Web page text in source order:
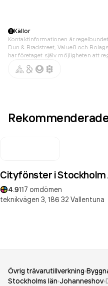
Källor
Kontaktinformationen är
Dun & Bradstreet, Value8 och
har företaget själv möjligheten att
Cityfönster i
4.9117 omdömen
teknikvägen 3, 186 32 Vallentuna
Övrig trävarutillverkning
Stockholms län Johanneshov